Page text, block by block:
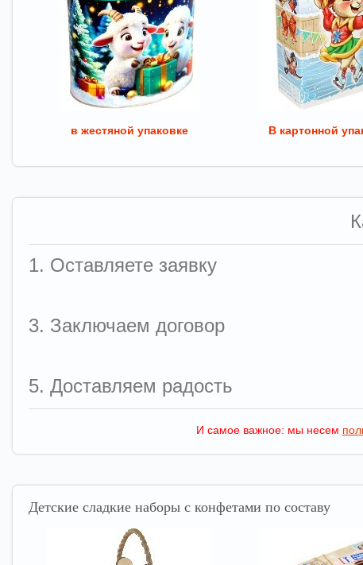
в жестяной упаковке В картонной
1. Оставляете заявку
3. Заключаем договор
5. Доставляем радость
И самое важное: мы несем
Детские сладкие наборы с конфетами по составу